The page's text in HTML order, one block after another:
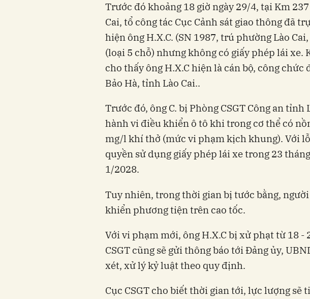
Trước đó khoảng 18 giờ ngày 29/4, tại Km
Cai, tổ công tác Cục Cảnh sát giao thông đã
hiện ông H.X.C. (SN 1987, trú phường Lào
(loại 5 chỗ) nhưng không có giấy phép lái xe.
cho thấy ông H.X.C hiện là cán bộ, công chức
Bảo Hà, tỉnh Lào Cai..
Trước đó, ông C. bị Phòng CSGT Công an tỉnh
hành vi điều khiển ô tô khi trong cơ thể có
mg/l khí thở (mức vi phạm kịch khung). Với
quyền sử dụng giấy phép lái xe trong 23
1/2028.
Tuy nhiên, trong thời gian bị tước bằng,
khiển phương tiện trên cao tốc.
Với vi phạm mới, ông H.X.C bị xử phạt từ 18 -
CSGT cũng sẽ gửi thông báo tới Đảng ủy,
xét, xử lý kỷ luật theo quy định.
Cục CSGT cho biết thời gian tới, lực lượng sẽ